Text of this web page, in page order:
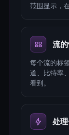
范围显示，
流
每个流的标
道、比特率
看到。
处